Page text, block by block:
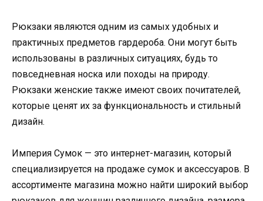
Рюкзаки являются одним из самых удобных и
практичных предметов гардероба. Они могут быть
использованы в различных ситуациях, будь то
повседневная носка или походы на природу.
Рюкзаки женские также имеют своих почитателей,
которые ценят их за функциональность и стильный
дизайн.
Империя Сумок — это интернет-магазин, который
специализируется на продаже сумок и аксессуаров. В
ассортименте магазина можно найти широкий выбор